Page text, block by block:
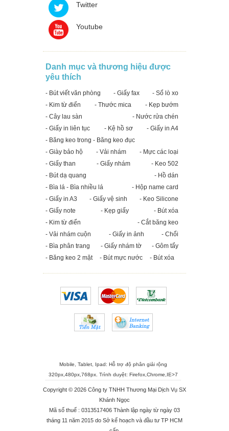
Twitter
Youtube
Danh mục và thương hiệu được
yêu thích
- Bút viết văn phòng - Giấy fax
- Sổ lò xo
- Kim từ điển
- Thước mica
- Kẹp bướm
- Cây lau sàn
- Nước rửa chén
- Giấy in liên tục
- Kệ hồ sơ
- Giấy in A4
- Băng keo trong - Băng keo đục
- Giày bảo hộ
- Vải nhám
- Mực các loại
- Giấy than
- Giấy nhám
- Keo 502
- Bút dạ quang
- Hồ dán
- Bìa lá - Bìa nhiều lá
- Hộp name card
- Giấy in A3
- Giấy vệ sinh
- Keo Silicone
- Giấy note
- Kẹp giấy
- Bút xóa
- Kim từ điển
- Cắt băng keo
- Vải nhám cuộn
- Giấy in ảnh
- Chổi
- Bìa phân trang
- Giấy nhám tờ
- Gôm tẩy
- Băng keo 2 mặt
- Bút mực nước - Bút xóa
Mobile, Tablet, Ipad: Hỗ trợ độ phân giải rộng
320px,480px,768px. Trình duyệt: Firefox Chrome IE>7
Copyright © 2026 Công ty TNHH Thương Mại Dịch Vụ SX
Khánh Ngọc
Mã số thuế : 0313517406 Thành lập ngày từ ngày 03
tháng 11 năm 2015 do Sở kế hoạch và đầu tư TP HCM